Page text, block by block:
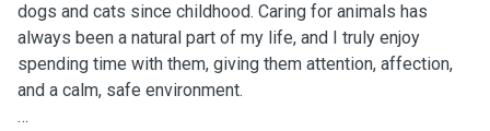
dogs and cats since childhood. Caring for animals has
always been a natural part of my life, and I truly enjoy
spending time with them, giving them attention, affection,
and a calm, safe environment.